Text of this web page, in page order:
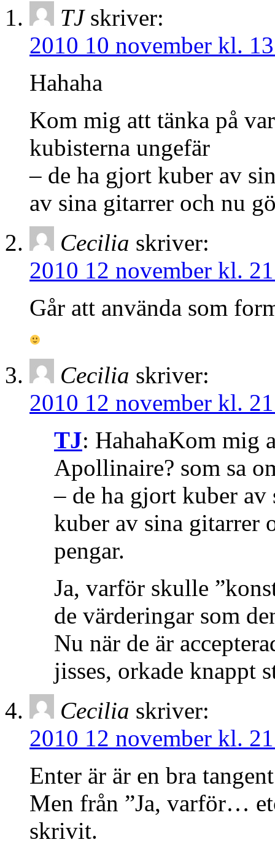
TJ skriver:
2010 10 november kl.
Hahaha
Kom mig att tänka på
kubisterna ungefär
– de ha gjort kuber av
av sina gitarrer och nu
Cecilia skriver:
2010 12 november kl.
Går att använda som
Cecilia skriver:
2010 12 november kl.
TJ: HahahaKom mig
Apollinaire? som sa
– de ha gjort kuber av
kuber av sina gitarrer
pengar.
Ja, varför skulle
de värderingar som
Nu när de är
jisses, orkade knappt
Cecilia skriver:
2010 12 november kl.
Enter är är en bra
Men från ”Ja, varför…
skrivit.